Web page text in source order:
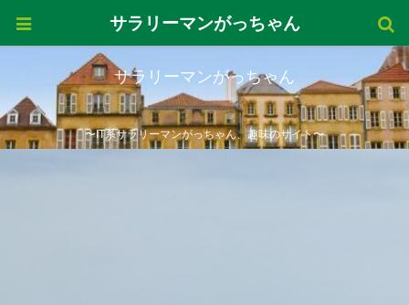
サラリーマンがっちゃん
〜IT系サラリーマンがっちゃん、趣味のサイト〜
サラリーマンがっちゃん